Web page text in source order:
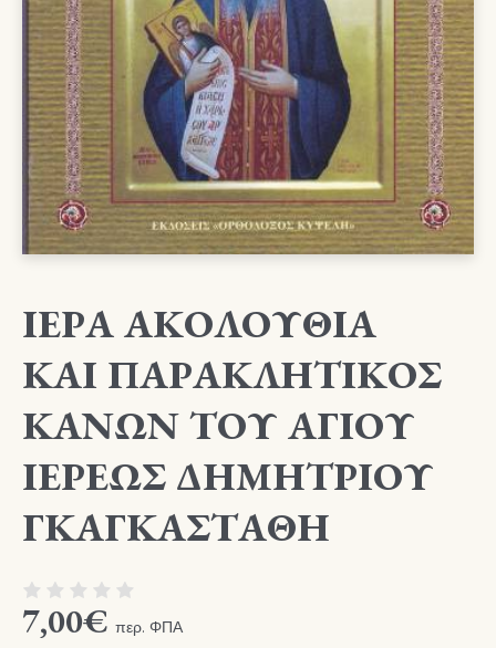
ΙΕΡΑ ΑΚΟΛΟΥΘΙΑ
ΚΑΙ ΠΑΡΑΚΛΗΤΙΚΟΣ
ΚΑΝΩΝ ΤΟΥ ΑΓΙΟΥ
ΙΕΡΕΩΣ ΔΗΜΗΤΡΙΟΥ
ΓΚΑΓΚΑΣΤΑΘΗ
7,00€ περ. ΦΠΑ